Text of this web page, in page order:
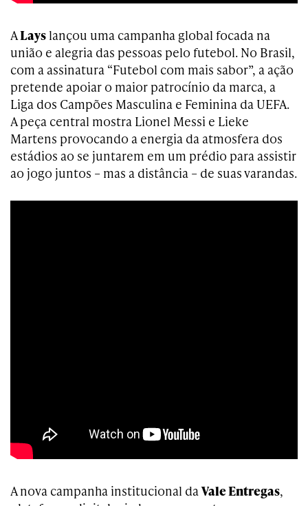
ALays lançou uma campanha global focada na
união e alegria das pessoas pelo futebol. No Brasil,
com a assinatura “Futebol com mais sabor”, a ação
pretende apoiar o maior patrocínio da marca, a
Liga dos Campões Masculina e Feminina da UEFA.
A peça central mostra Lionel Messi e Lieke
Martens provocando a energia da atmosfera dos
estádios ao se juntarem em um prédio para assistir
ao jogo juntos – mas a distância – de suas varandas.
A nova campanha institucional daVale Entregas,